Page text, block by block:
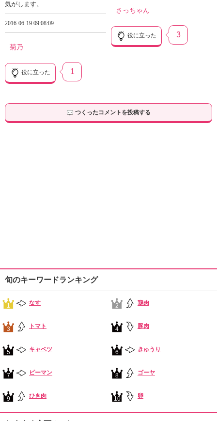
気がします。
2016-06-19 09:08:09
菊乃
役に立った 1
さっちゃん
役に立った 3
つくったコメントを投稿する
旬のキーワードランキング
1 なす 2 鶏肉
3 トマト 4 豚肉
5 キャベツ 6 きゅうり
7 ピーマン 8 ゴーヤ
9 ひき肉 10 卵